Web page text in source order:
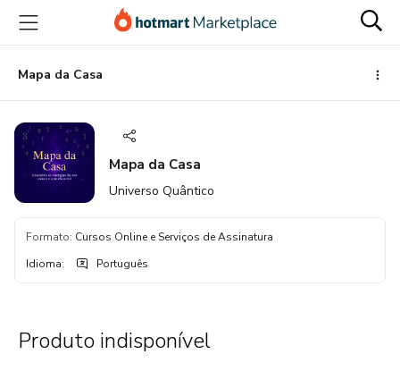
para
conteúdo
principal
para
pagamento
para
rodapé
Mapa da Casa
Mapa da Casa
Universo Quântico
Formato: Cursos Online e Serviços de Assinatura
Idioma: Português
Produto indisponível